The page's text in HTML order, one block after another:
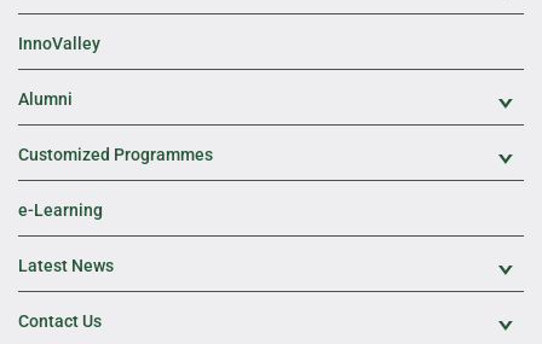
InnoValley
Alumni
Customized Programmes
e-Learning
Latest News
Contact Us